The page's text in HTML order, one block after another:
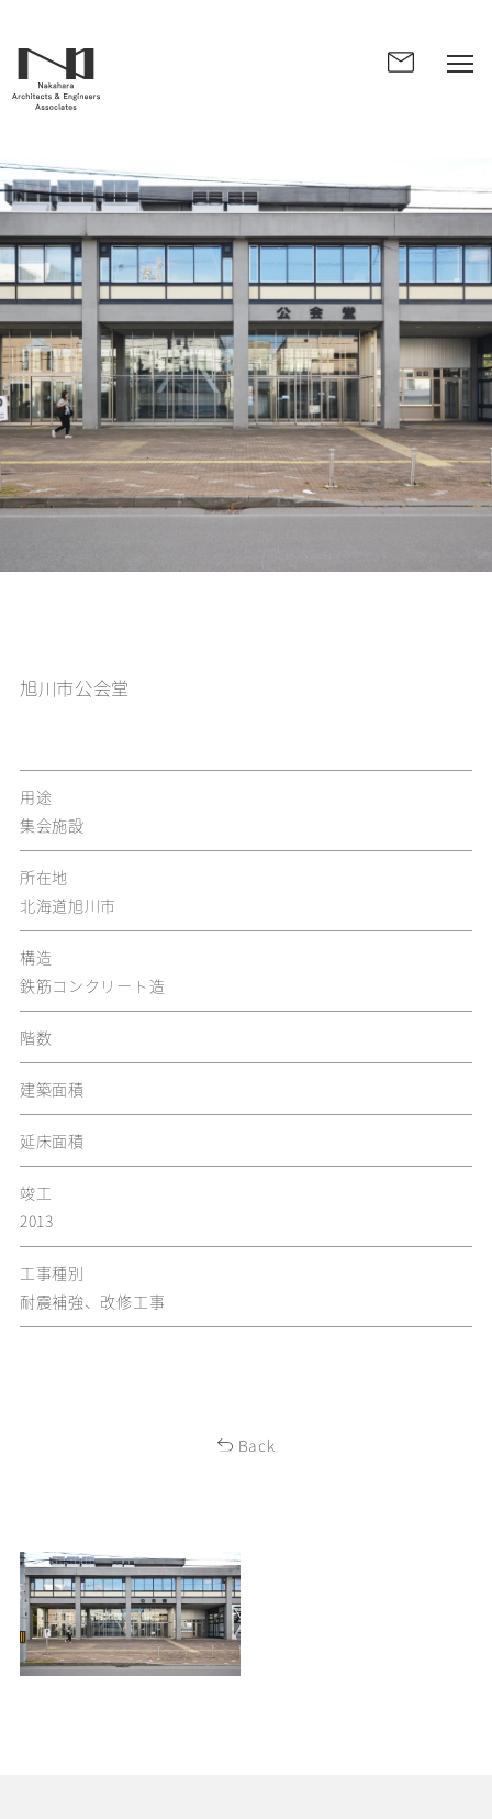
旭川市公会堂
用途
集会施設
所在地
北海道旭川市
構造
鉄筋コンクリート造
階数
建築面積
延床面積
竣工
2013
工事種別
耐震補強、改修工事
Back